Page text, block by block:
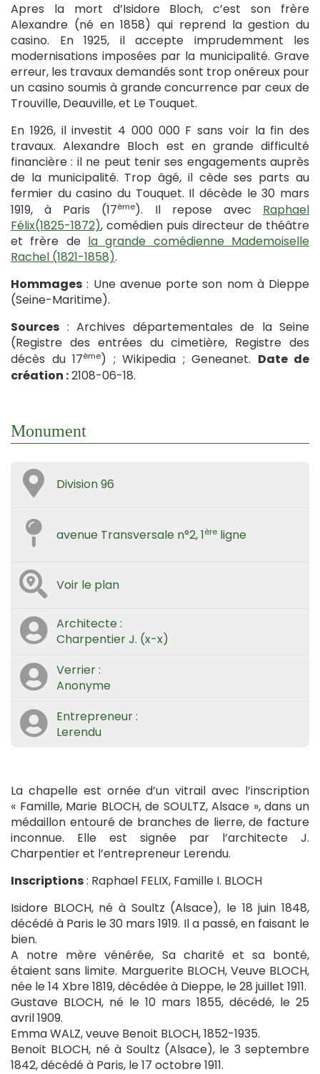
Apres la mort d’Isidore Bloch, c’est son frère
Alexandre (né en 1858) qui reprend la gestion du
casino. En 1925, il accepte imprudemment les
modernisations imposées par la municipalité. Grave
erreur, les travaux demandés sont trop onéreux pour
un casino soumis à grande concurrence par ceux de
Trouville, Deauville, et Le Touquet.
En 1926, il investit 4 000 000 F sans voir la fin des
travaux. Alexandre Bloch est en grande difficulté
financière : il ne peut tenir ses engagements auprès
de la municipalité. Trop âgé, il cède ses parts au
fermier du casino du Touquet. Il décède le 30 mars
1919, à Paris (17ème). Il repose avec Raphael
Félix(1825-1872), comédien puis directeur de théâtre
et frère de la grande comédienne Mademoiselle
Rachel (1821-1858).
Hommages : Une avenue porte son nom à Dieppe
(Seine-Maritime).
Sources : Archives départementales de la Seine
(Registre des entrées du cimetière, Registre des
décès du 17ème) ; Wikipedia ; Geneanet. Date de
création :2108-06-18.
Monument
Division 96
avenue Transversale n°2, 1ère ligne
Voir le plan
Architecte :
Charpentier J. (x-x)
Verrier :
Anonyme
Entrepreneur :
Lerendu
La chapelle est ornée d’un vitrail avec l’inscription
« Famille, Marie BLOCH, de SOULTZ, Alsace », dans un
médaillon entouré de branches de lierre, de facture
inconnue. Elle est signée par l’architecte J.
Charpentier et l’entrepreneur Lerendu.
Inscriptions: Raphael FELIX, Famille I. BLOCH
Isidore BLOCH, né à Soultz (Alsace), le 18 juin 1848,
décédé à Paris le 30 mars 1919. Il a passé, en faisant le
bien.
A notre mère vénérée, Sa charité et sa bonté,
étaient sans limite. Marguerite BLOCH, Veuve BLOCH,
née le 14 Xbre 1819, décédée à Dieppe, le 28 juillet 1911.
Gustave BLOCH, né le 10 mars 1855, décédé, le 25
avril 1909.
Emma WALZ, veuve Benoit BLOCH, 1852-1935.
Benoit BLOCH, né à Soultz (Alsace), le 3 septembre
1842, décédé à Paris, le 17 octobre 1911.